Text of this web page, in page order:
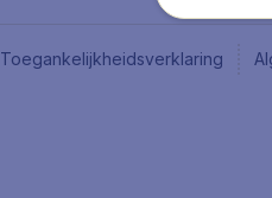
Toegankelijkheidsverklaring